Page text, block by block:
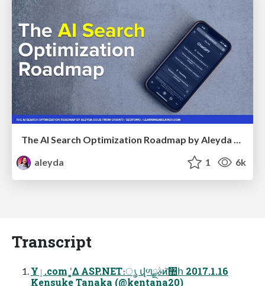
aleyda
1 6k
Transcript
Ұٳ.com ʹ͓͚Δ ASP.NET։ൃ վળࣄྫͷ͝঺հ 2017.1.16
Kensuke Tanaka (@kentana20)